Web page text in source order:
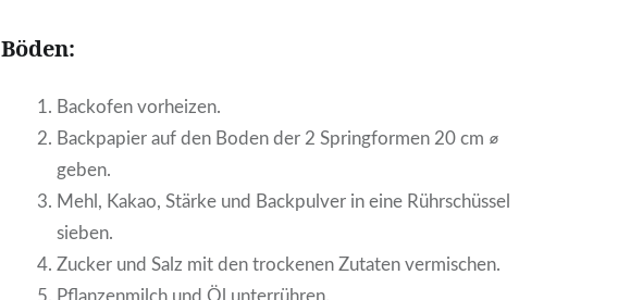
Böden:
Backofen vorheizen.
Backpapier auf den Boden der 2 Springformen 20 cm ⌀
geben.
Mehl, Kakao, Stärke und Backpulver in eine Rührschüssel
sieben.
Zucker und Salz mit den trockenen Zutaten vermischen.